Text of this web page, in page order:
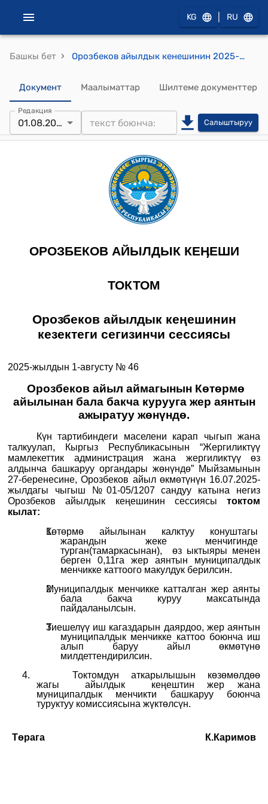
KG RU
Башкы бет › Орозбеков айылдык кенешинин 2025-жылдын 1-августундагы №46 "Орозбеков айыл аймагынын Көтөрмө айылынан бала бакча курууга жер аянтын ажыратуу жөнүндө" токтому
Документ Маалыматтар Шилтеме документтер
Редакция
01.08.2025 Салыштыруу